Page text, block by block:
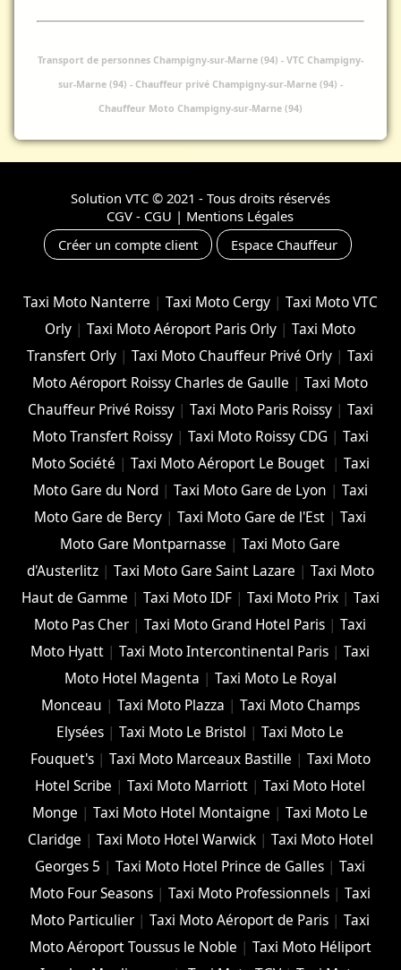
Transport de personnes Champigny-sur-Marne (94) -VTC Champigny-
sur-Marne (94) -Chauffeur privé Champigny-sur-Marne (94) -
Chauffeur Moto Champigny-sur-Marne (94)
Solution VTC© 2021 - Tous droits réservés
CGV - CGU | Mentions Légales
Créer un compte client
Espace Chauffeur
Taxi Moto Nanterre | Taxi Moto Cergy| Taxi Moto VTC
Orly |Taxi Moto Aéroport Paris Orly |Taxi Moto
Transfert Orly |Taxi Moto Chauffeur Privé Orly |Taxi
Moto Aéroport Roissy Charles de Gaulle |Taxi Moto
Chauffeur Privé Roissy| Taxi Moto Paris Roissy| Taxi
Moto Transfert Roissy| Taxi Moto Roissy CDG | Taxi
Moto Société | Taxi Moto Aéroport Le Bouget | Taxi
Moto Gare du Nord| Taxi Moto Gare de Lyon | Taxi
Moto Gare de Bercy |Taxi Moto Gare de l'Est |Taxi
Moto Gare Montparnasse |Taxi Moto Gare
d'Austerlitz| Taxi Moto Gare Saint Lazare | Taxi Moto
Haut de Gamme | Taxi Moto IDF| Taxi Moto Prix| Taxi
Moto Pas Cher |Taxi Moto Grand Hotel Paris |Taxi
Moto Hyatt |Taxi Moto Intercontinental Paris |Taxi
Moto Hotel Magenta | Taxi Moto Le Royal
Monceau | Taxi Moto Plazza | Taxi Moto Champs
Elysées |Taxi Moto Le Bristol |Taxi Moto Le
Fouquet's| Taxi Moto Marceaux Bastille | Taxi Moto
Hotel Scribe |Taxi Moto Marriott |Taxi Moto Hotel
Monge |Taxi Moto Hotel Montaigne |Taxi Moto Le
Claridge | Taxi Moto Hotel Warwick| Taxi Moto Hotel
Georges 5 |Taxi Moto Hotel Prince de Galles |Taxi
Moto Four Seasons |Taxi Moto Professionnels |Taxi
Moto Particulier |Taxi Moto Aéroport de Paris |Taxi
Moto Aéroport Toussus le Noble | Taxi Moto Héliport